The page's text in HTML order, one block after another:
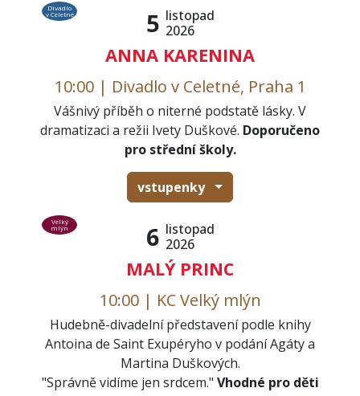
5 listopad
2026
ANNA KARENINA
Divadlo
v Celetné
10:00 | Divadlo v Celetné, Praha 1
Vášnivý příběh o niterné podstatě lásky. V
dramatizaci a režii Ivety Duškové. Doporučeno
pro střední školy.
vstupenky
6 listopad
2026
MALÝ PRINC
Velký
mlýn
10:00 | KC Velký mlýn
Hudebně-divadelní představení podle knihy
Antoina de Saint Exupéryho v podání Agáty a
Martina Duškových.
"Správně vidíme jen srdcem." Vhodné pro děti